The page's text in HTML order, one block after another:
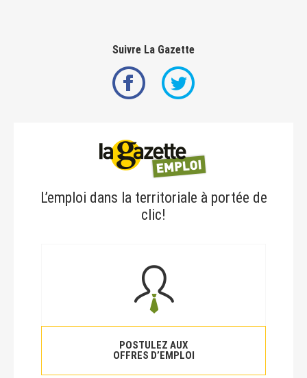
Suivre La Gazette
L’emploi dans la territoriale à portée de
clic!
POSTULEZ AUX
OFFRES D’EMPLOI